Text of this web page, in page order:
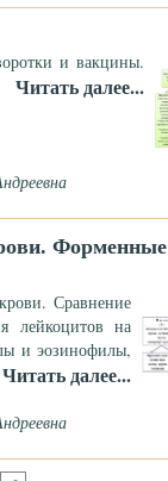
и вакцины.
Читать далее...
Форменные
Сравнение
лейкоцитов на
и эозинофилы,
Читать далее...